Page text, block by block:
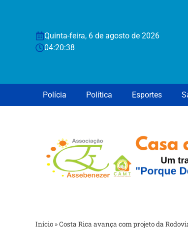
Quinta-feira, 6 de agosto de 2026
04:20:39
Polícia Política Esportes
Início »Costa Rica avança com projeto da